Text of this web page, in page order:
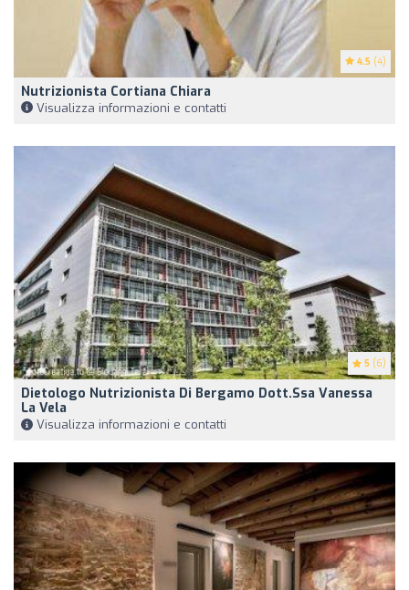
4.5 (4)
Nutrizionista Cortiana Chiara
Visualizza informazioni e contatti
5 (6)
Dietologo Nutrizionista Di Bergamo Dott.ssa Vanessa
La Vela
Visualizza informazioni e contatti